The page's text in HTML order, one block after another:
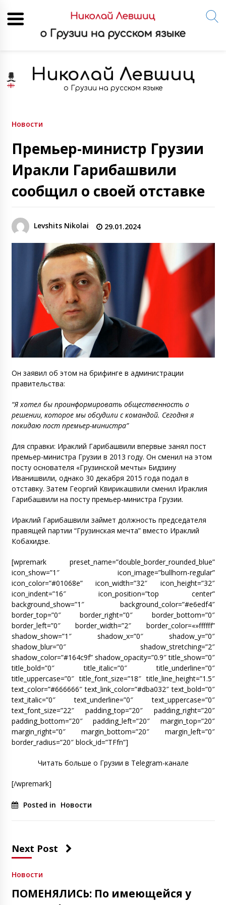
content
Николай Левшиц
о Грузии на русском языке
Новости
Премьер-министр Грузии
Иракли Гарибашвили
сообщил о своей отставке
Levshits Nikolai 29.01.2024
Он заявил об этом на брифинге в администрации
правительства:
“Я хотел бы проинформировать общественность о
решении, которое мы обсудили с командой. Сегодня я
покидаю пост премьер-министра”
Для справки: Ираклий Гарибашвили впервые занял пост
премьер-министра Грузии в 2013 году. Он сменил на этом
посту основателя «Грузинской мечты» Бидзину
Иванишвили, однако 30 декабря 2015 года подал в
отставку. Затем Георгий Квирикашвили сменил Ираклия
Гарибашвили на посту премьер-министра Грузии.
Ираклий Гарибашвили займет должность председателя
правящей партии “Грузинская мечта” вместо Ираклий
Кобахидзе.
[wpremark preset_name=”double_border_rounded_blue”
icon_show=”1″ icon_image=”bullhorn-regular”
icon_color=”#01068e” icon_width=”32″ icon_height=”32″
icon_indent=”16″ icon_position=”top center”
background_show=”1″ background_color=”#e6edf4″
border_top=”0″ border_right=”0″ border_bottom=”0″
border_left=”0″ border_width=”2″ border_color=«»ffffff”
shadow_show=”1″ shadow_x=”0″ shadow_y=”0″
shadow_blur=”0″ shadow_stretching=”2″
shadow_color=”#164c9f” shadow_opacity=”0.9″ title_show=”0″
title_bold=”0″ title_italic=”0″ title_underline=”0″
title_uppercase=”0″ title_font_size=”18″ title_line_height=”1.5″
text_color=”#666666″ text_link_color=”#dba032″ text_bold=”0″
text_italic=”0″ text_underline=”0″ text_uppercase=”0″
text_font_size=”22″ padding_top=”20″ padding_right=”20″
padding_bottom=”20″ padding_left=”20″ margin_top=”20″
margin_right=”0″ margin_bottom=”20″ margin_left=”0″
border_radius=”20″ block_id=”TFfn”]
Читать больше о Грузии в Telegram-канале
[/wpremark]
Posted in Новости
Next Post
Новости
ПОМЕНЯЛИСЬ: По имеющейся у